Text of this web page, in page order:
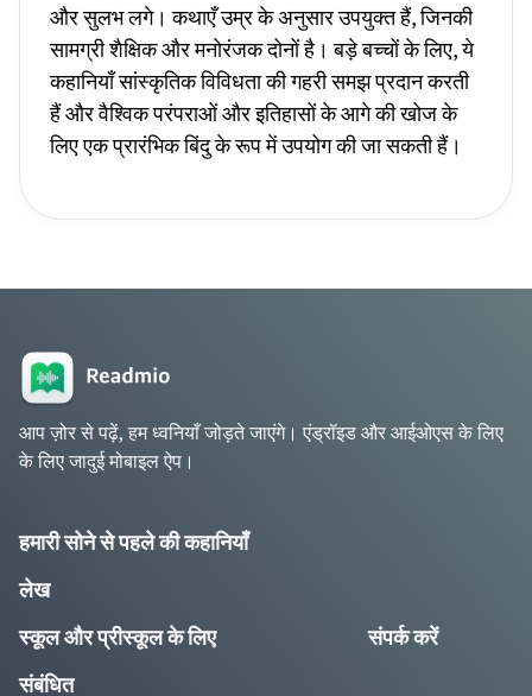
और सुलभ लगे। कथाएँ उम्र के अनुसार उपयुक्त हैं, जिनकी
सामग्री शैक्षिक और मनोरंजक दोनों है। बड़े बच्चों के लिए, ये
कहानियाँ सांस्कृतिक विविधता की गहरी समझ प्रदान करती
हैं और वैश्विक परंपराओं और इतिहासों के आगे की खोज के
लिए एक प्रारंभिक बिंदु के रूप में उपयोग की जा सकती हैं।
आप ज़ोर से पढ़ें, हम ध्वनियाँ जोड़ते जाएंगे। एंड्रॉइड और आईओएस के लिए
के लिए जादुई मोबाइल ऐप।
हमारी सोने से पहले की कहानियाँ
लेख
स्कूल और प्रीस्कूल के लिए
संबंधित
संपर्क करें